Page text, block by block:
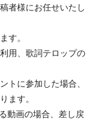
者様にお任せいたし
す。
用、歌詞テロップの
トに参加した場合、
ます。
動画の場合、差し戻